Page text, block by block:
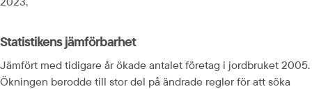
Statistikens jämförbarhet
Jämfört med tidigare år ökade antalet företag i jordbruket 2005.
Ökningen berodde till stor del på ändrade regler för att söka